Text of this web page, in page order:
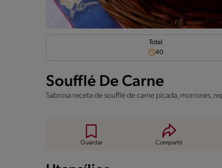
Total
40
Soufflé De Carne
Sabrosa receta de soufflé de carne picada, morrones,
Guardar Compartir